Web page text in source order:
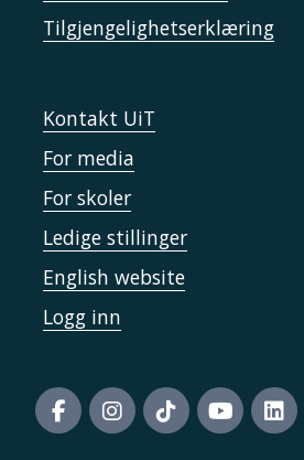
Tilgjengelighetserklæring
Kontakt UiT
For media
For skoler
Ledige stillinger
English website
Logg inn